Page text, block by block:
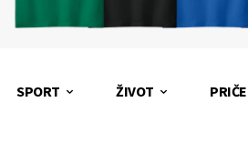
SPORT ŽIVOT PRIČE